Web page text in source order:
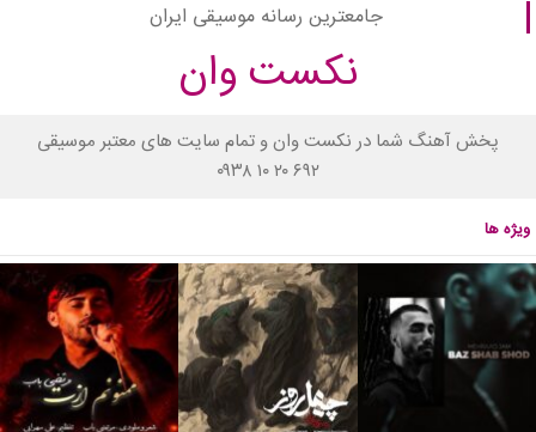
جامعترین رسانه موسیقی ایران
نکست وان
پخش آهنگ شما در نکست وان و تمام سایت های معتبر موسیقی
۰۹۳۸ ۱۰ ۲۰ ۶۹۲
ویژه ها